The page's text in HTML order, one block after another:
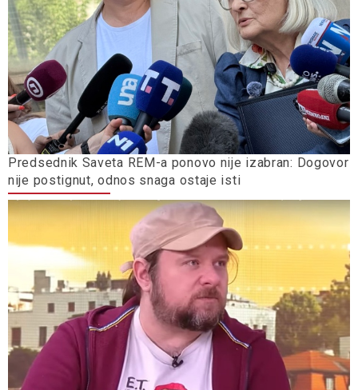
Predsednik Saveta REM-a ponovo nije izabran: Dogovor
nije postignut, odnos snaga ostaje isti